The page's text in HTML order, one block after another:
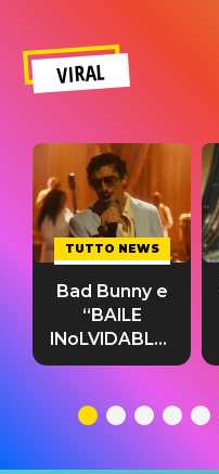
VIRAL
TUTTO NEWS
Bad Bunny e
“BAILE
INoLVIDABLE”:
testo,
significato